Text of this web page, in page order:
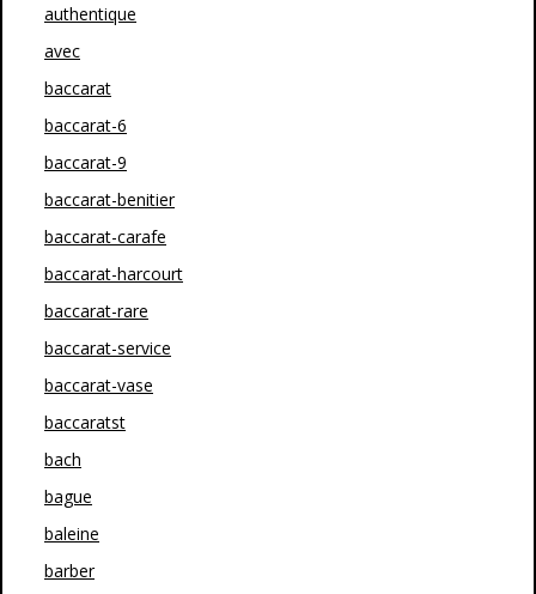
authentique
avec
baccarat
baccarat-6
baccarat-9
baccarat-benitier
baccarat-carafe
baccarat-harcourt
baccarat-rare
baccarat-service
baccarat-vase
baccaratst
bach
bague
baleine
barber